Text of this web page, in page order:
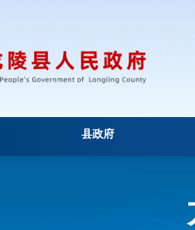
县政府